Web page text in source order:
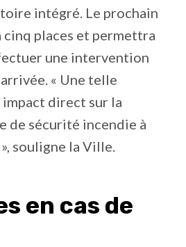
intégré. Le prochain
places et permettra
une intervention
« Une telle
direct sur la
de sécurité incendie à
souligne la Ville.
en cas de